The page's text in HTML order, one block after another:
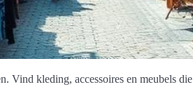
Vind kleding, accessoires en meubels